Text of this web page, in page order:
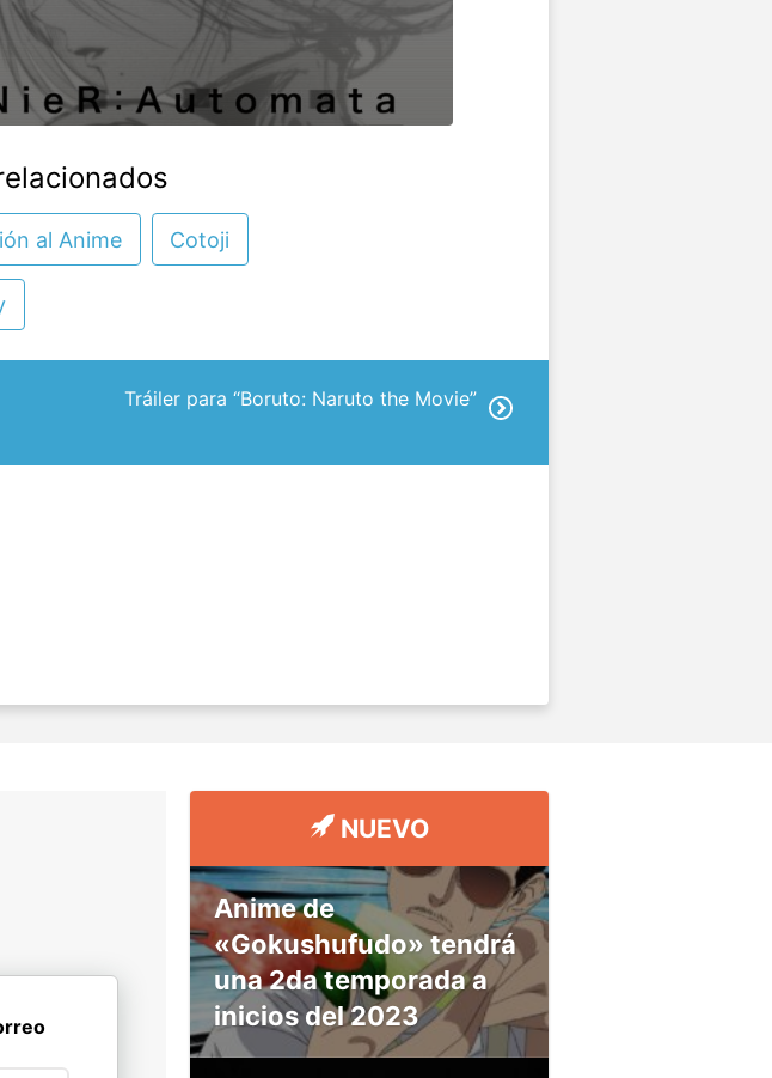
al Anime Cotoji
Tráiler para “Boruto: Naruto the Movie”
NUEVO
Anime de
«Gokushufudo» tendrá
una 2da temporada a
inicios del 2023